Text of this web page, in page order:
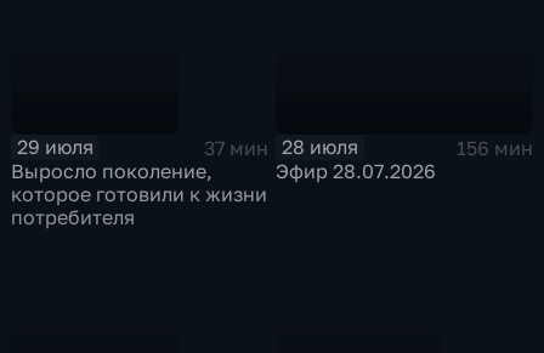
29 июля
37 мин
Выросло поколение,
которое готовили к жизни
потребителя
28 июля
156 мин
Эфир 28.07.2026